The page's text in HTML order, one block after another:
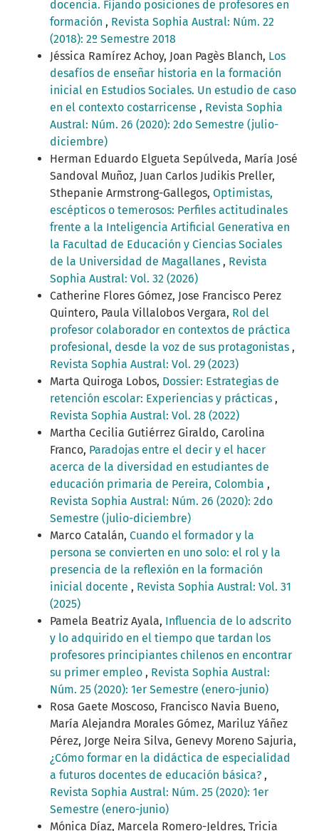
docencia. Fijando posiciones de profesores en
formación , Revista Sophia Austral: Núm. 22
(2018): 2º Semestre 2018
Jéssica Ramírez Achoy, Joan Pagès Blanch, Los
desafíos de enseñar historia en la formación
inicial en Estudios Sociales. Un estudio de caso
en el contexto costarricense , Revista Sophia
Austral: Núm. 26 (2020): 2do Semestre (julio-
diciembre)
Herman Eduardo Elgueta Sepúlveda, María José
Sandoval Muñoz, Juan Carlos Judikis Preller,
Sthepanie Armstrong-Gallegos, Optimistas,
escépticos o temerosos: Perfiles actitudinales
frente a la Inteligencia Artificial Generativa en
la Facultad de Educación y Ciencias Sociales
de la Universidad de Magallanes , Revista
Sophia Austral: Vol. 32 (2026)
Catherine Flores Gómez, Jose Francisco Perez
Quintero, Paula Villalobos Vergara, Rol del
profesor colaborador en contextos de práctica
profesional, desde la voz de sus protagonistas ,
Revista Sophia Austral: Vol. 29 (2023)
Marta Quiroga Lobos, Dossier: Estrategias de
retención escolar: Experiencias y prácticas ,
Revista Sophia Austral: Vol. 28 (2022)
Martha Cecilia Gutiérrez Giraldo, Carolina
Franco, Paradojas entre el decir y el hacer
acerca de la diversidad en estudiantes de
educación primaria de Pereira, Colombia ,
Revista Sophia Austral: Núm. 26 (2020): 2do
Semestre (julio-diciembre)
Marco Catalán, Cuando el formador y la
persona se convierten en uno solo: el rol y la
presencia de la reflexión en la formación
inicial docente , Revista Sophia Austral: Vol. 31
(2025)
Pamela Beatriz Ayala, Influencia de lo adscrito
y lo adquirido en el tiempo que tardan los
profesores principiantes chilenos en encontrar
su primer empleo , Revista Sophia Austral:
Núm. 25 (2020): 1er Semestre (enero-junio)
Rosa Gaete Moscoso, Francisco Navia Bueno,
María Alejandra Morales Gómez, Mariluz Yáñez
Pérez, Jorge Neira Silva, Genevy Moreno Sajuria,
¿Cómo formar en la didáctica de especialidad
a futuros docentes de educación básica? ,
Revista Sophia Austral: Núm. 25 (2020): 1er
Semestre (enero-junio)
Mónica Díaz, Marcela Romero-Jeldres, Tricia